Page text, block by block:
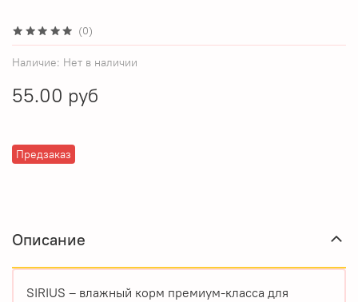
(0)
Наличие: Нет в наличии
Предзаказ
55.00 руб
Описание
SIRIUS – влажный корм премиум-класса для